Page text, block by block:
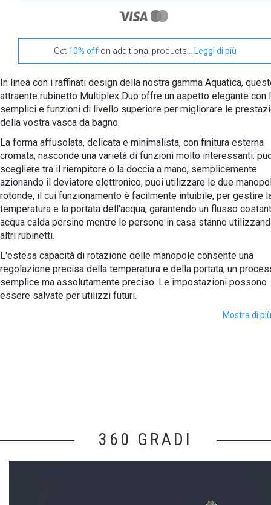
Get 10% off on additional products... Leggi di più
In linea con i raffinati design della nostra gamma Aquatica,
attraente rubinetto Multiplex Duo offre un aspetto elegante con
semplici e funzioni di livello superiore per migliorare le
della vostra vasca da bagno.
La forma affusolata, delicata e minimalista, con finitura esterna
cromata, nasconde una varietà di funzioni molto interessanti:
scegliere tra il riempitore o la doccia a mano, semplicemente
azionando il deviatore elettronico, puoi utilizzare le due
rotonde, il cui funzionamento è facilmente intuibile, per gestire
temperatura e la portata dell'acqua, garantendo un flusso
acqua calda persino mentre le persone in casa stanno
altri rubinetti.
L'estesa capacità di rotazione delle manopole consente una
regolazione precisa della temperatura e della portata, un
semplice ma assolutamente preciso. Le impostazioni possono
essere salvate per utilizzi futuri.
Mostra di più
Valvola deviatrice elettronica tra il braccetto
doccia e l'erogatore principale (consente
l'integrazione al sistema di scarico-
360 GRADI